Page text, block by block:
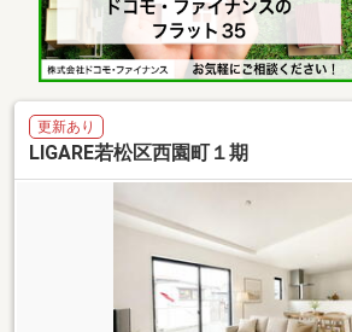
更新あり
LIGARE若松区西園町１期